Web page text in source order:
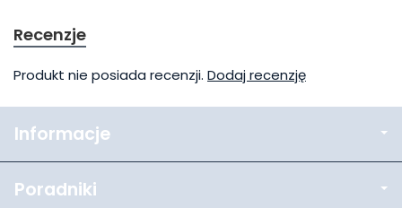
Recenzje
Produkt nie posiada recenzji. Dodaj recenzję
Informacje
Poradniki